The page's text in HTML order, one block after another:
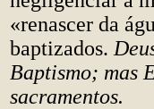
«renascer da
baptizados.
Baptismo; mas
sacramentos.